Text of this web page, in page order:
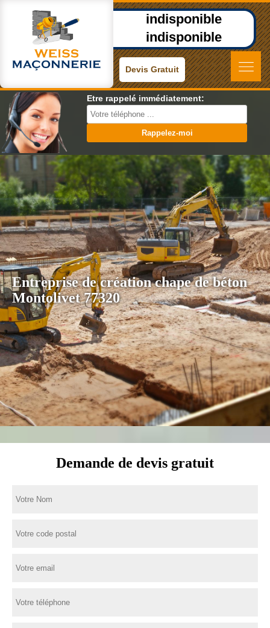
indisponible
indisponible
Devis Gratuit
Etre rappelé immédiatement:
Entreprise de création chape de béton
Montolivet 77320
Demande de devis gratuit